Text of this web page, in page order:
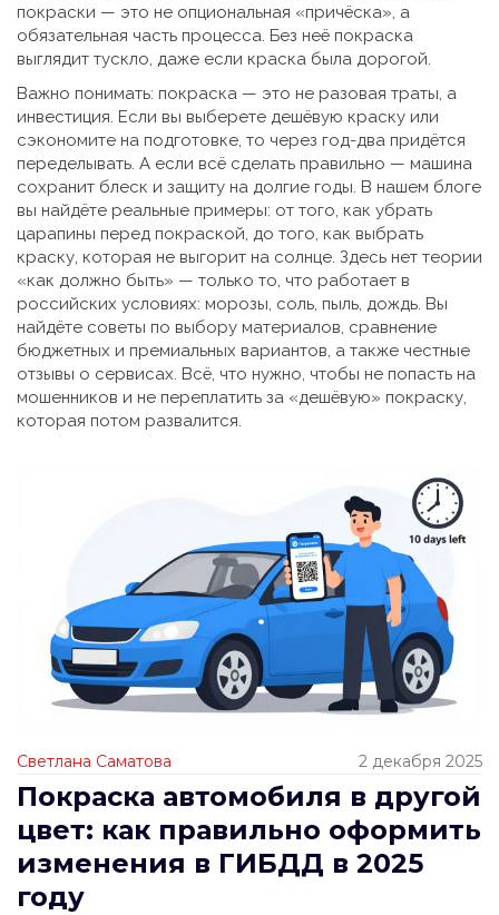
покраски — это не опциональная «причёска», а
обязательная часть процесса. Без неё покраска
выглядит тускло, даже если краска была дорогой.
Важно понимать: покраска — это не разовая траты, а
инвестиция. Если вы выберете дешёвую краску или
сэкономите на подготовке, то через год-два придётся
переделывать. А если всё сделать правильно — машина
сохранит блеск и защиту на долгие годы. В нашем блоге
вы найдёте реальные примеры: от того, как убрать
царапины перед покраской, до того, как выбрать
краску, которая не выгорит на солнце. Здесь нет теории
«как должно быть» — только то, что работает в
российских условиях: морозы, соль, пыль, дождь. Вы
найдёте советы по выбору материалов, сравнение
бюджетных и премиальных вариантов, а также честные
отзывы о сервисах. Всё, что нужно, чтобы не попасть на
мошенников и не переплатить за «дешёвую» покраску,
которая потом развалится.
Светлана Саматова 2 декабря 2025
Покраска автомобиля в другой
цвет: как правильно оформить
изменения в ГИБДД в 2025
году